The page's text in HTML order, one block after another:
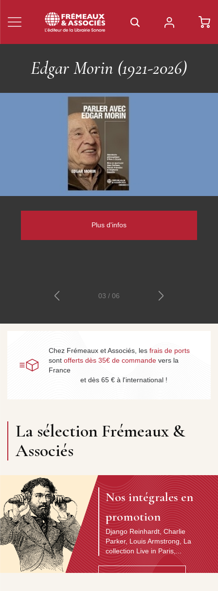
Les Livres Frémeaux &
Associés
patrimoine parlé phonographique et radiophonique, et les
03 / 06
Chez Frémeaux et Associés, les frais de ports
sont offerts dès 35€ de commande vers la
France
et dès 65 € à l'international !
La sélection Frémeaux &
Associés
Nos intégrales en
promotion
Django Reinhardt, Charlie
Parker, Louis Armstrong, La
collection Live in Paris,...